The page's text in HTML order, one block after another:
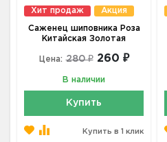
Хит продаж Акция
Саженец шиповника Роза
Китайская Золотая
Цена: 280 ₽ 260 ₽
В наличии
Купить
Купить в 1 клик